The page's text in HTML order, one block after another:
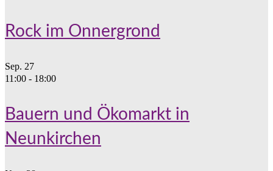
Rock im Onnergrond
Sep. 27
11:00 - 18:00
Bauern und Ökomarkt in
Neunkirchen